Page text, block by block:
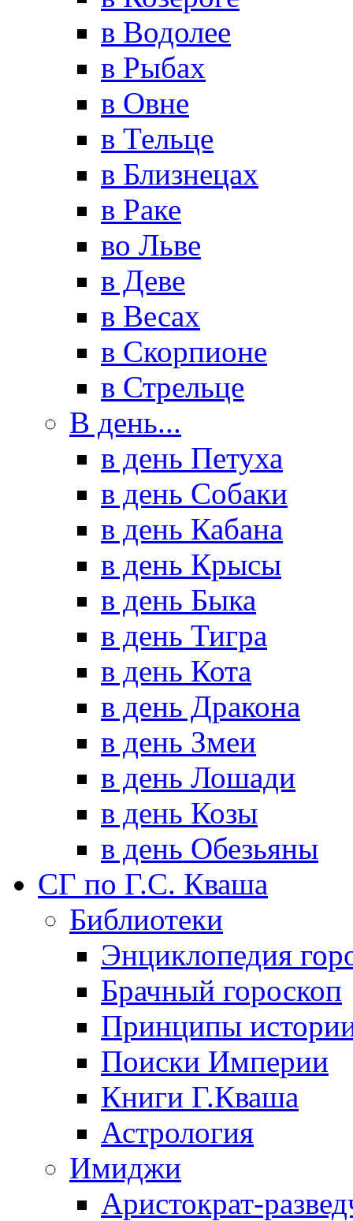
в Водолее
в Рыбах
в Овне
в Тельце
в Близнецах
в Раке
во Льве
в Деве
в Весах
в Скорпионе
в Стрельце
В день...
в день Петуха
в день Собаки
в день Кабана
в день Крысы
в день Быка
в день Тигра
в день Кота
в день Дракона
в день Змеи
в день Лошади
в день Козы
в день Обезьяны
СГ по Г.С. Кваша
Библиотеки
Энциклопедия
Брачный гороскоп
Принципы
Поиски Империи
Книги Г.Кваша
Астрология
Имиджи
Аристократ-